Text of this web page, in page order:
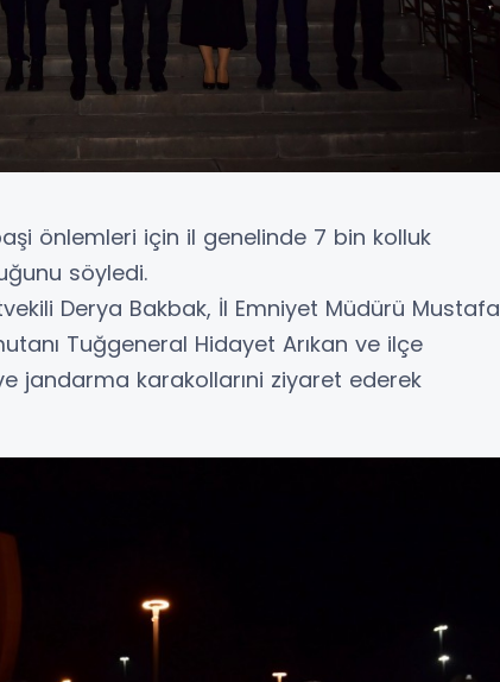
önlemleri için il genelinde 7 bin kolluk
söyledi.
Derya Bakbak, İl Emniyet Müdürü Mustafa
Tuğgeneral Hidayet Arıkan ve ilçe
jandarma karakollarıni ziyaret ederek